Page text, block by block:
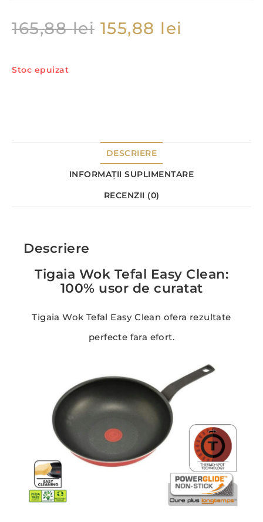
165,88lei 155,88 lei
Stoc epuizat
DESCRIERE
INFORMAȚII SUPLIMENTARE
RECENZII (0)
Descriere
Tigaia Wok Tefal Easy Clean:
100% usor de curatat​
Tigaia Wok Tefal Easy Clean ofera rezultate
perfecte fara efort.